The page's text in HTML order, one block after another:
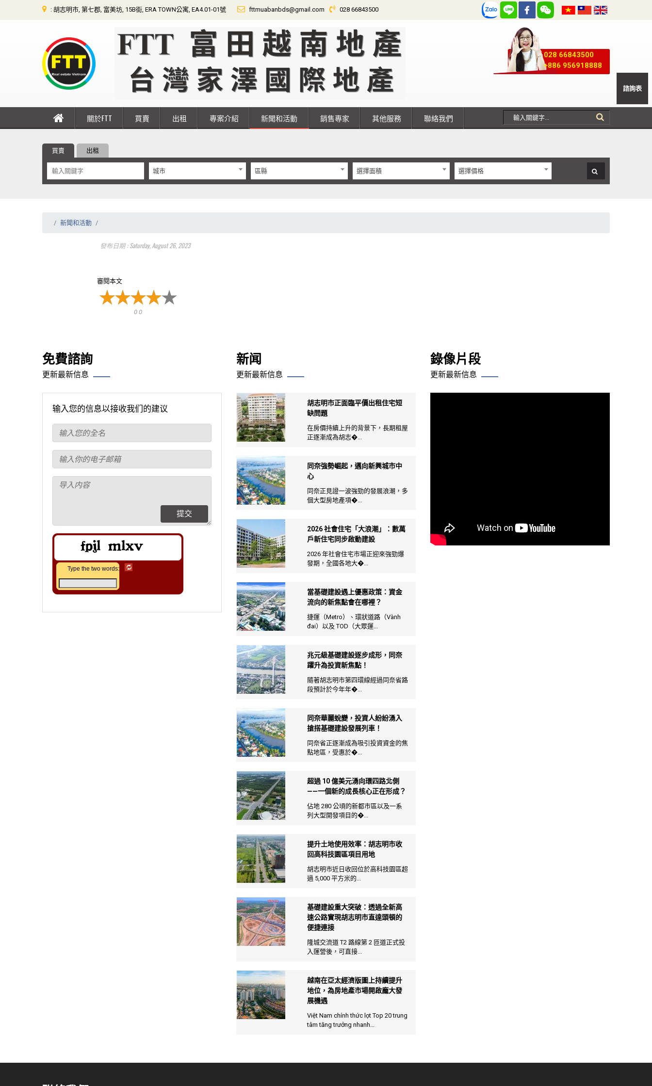
: 胡志明市, 第七郡, 富美坊, 15B街, ERA TOWN公寓, EA4.01-01號 fttmuabanbds@gmail.com 028 66843500
028 66843500
+886 956918888
關於FTT 買賣 出租 專案介紹 新聞和活動 銷售專家 其他服務 聯絡我們
買賣 出租
城市 區縣 選擇面積 選擇價格
新聞和活動
發布日期 : Saturday, August 26, 2023
審閱本文
0 0
免費諮詢
更新最新信息
输入您的信息以接收我们的建议
提交
Type the two words:
新闻
更新最新信息
胡志明市正面臨平價出租住宅短
缺問題
在房價持續上升的背景下，長期租屋
正逐漸成為胡志�...
同奈強勢崛起，邁向新興城市中
心
同奈正見證一波強勁的發展浪潮，多
個大型房地產項�...
2026 社會住宅「大浪潮」：數萬
戶新住宅同步啟動建設
2026 年社會住宅市場正迎來強勁爆
發期，全國各地大�...
當基礎建設遇上優惠政策：資金
流向的新焦點會在哪裡？
捷運（Metro）、環狀道路（Vành
đai）以及 TOD（大眾運...
兆元級基礎建設逐步成形，同奈
躍升為投資新焦點！
隨著胡志明市第四環線經過同奈省路
段預計於今年年�...
同奈華麗蛻變，投資人紛紛湧入
搶搭基礎建設發展列車！
同奈省正逐漸成為吸引投資資金的焦
點地區，受惠於�...
超過 10 億美元湧向環四路北側
——一個新的成長核心正在形成？
佔地 280 公頃的新都市區以及一系
列大型開發項目的�...
提升土地使用效率：胡志明市收
回高科技園區項目用地
胡志明市近日收回位於高科技園區超
過 5,000 平方米的...
基礎建設重大突破：透過全新高
速公路實現胡志明市直達頭頓的
便捷連接
隆城交流道 T2 路線第 2 匝道正式投
入運營後，可直接...
越南在亞太經濟版圖上持續提升
地位，為房地產市場開啟龐大發
展機遇
Việt Nam chính thức lọt Top 20 trung
tâm tăng trưởng nhanh...
錄像片段
更新最新信息
諮詢表